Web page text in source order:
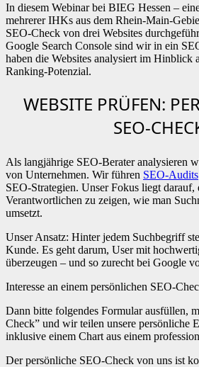
In diesem Webinar bei BIEG Hessen –
mehrerer IHKs aus dem Rhein-Main-
SEO-Check von drei Websites
Google Search Console sind wir in ein
haben die Websites analysiert im
Ranking-Potenzial.
WEBSITE PRÜFEN:
SEO-
Als langjährige SEO-Berater analysieren
von Unternehmen. Wir führen SEO-Audits
SEO-Strategien. Unser Fokus liegt darauf,
Verantwortlichen zu zeigen, wie man
umsetzt.
Unser Ansatz: Hinter jedem Suchbegriff
Kunde. Es geht darum, User mit
überzeugen – und so zurecht bei Google
Interesse an einem persönlichen SEO-
Dann bitte folgendes Formular ausfüllen,
Check” und wir teilen unsere persönliche
inklusive einem Chart aus einem
Der persönliche SEO-Check von uns ist